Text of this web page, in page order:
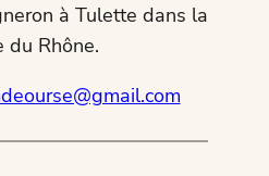
à Tulette dans la
du Rhône.